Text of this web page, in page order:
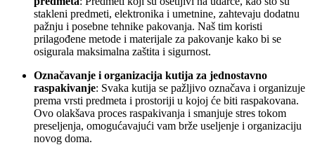
stakleni predmeti, elektronika i umetnine, zahtevaju dodatnu
pažnju i posebne tehnike pakovanja. Naš tim koristi
prilagođene metode i materijale za pakovanje kako bi se
osigurala maksimalna zaštita i sigurnost.
Označavanje i organizacija kutija za jednostavno
raspakivanje: Svaka kutija se pažljivo označava i organizuje
prema vrsti predmeta i prostoriji u kojoj će biti raspakovana.
Ovo olakšava proces raspakivanja i smanjuje stres tokom
preseljenja, omogućavajući vam brže useljenje i organizaciju
novog doma.